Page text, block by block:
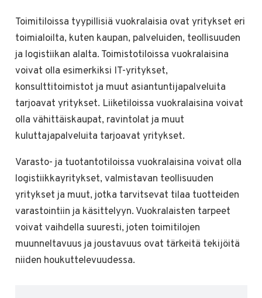
Toimitiloissa tyypillisiä vuokralaisia ovat yritykset eri
toimialoilta, kuten kaupan, palveluiden, teollisuuden
ja logistiikan alalta. Toimistotiloissa vuokralaisina
voivat olla esimerkiksi IT-yritykset,
konsulttitoimistot ja muut asiantuntijapalveluita
tarjoavat yritykset. Liiketiloissa vuokralaisina voivat
olla vähittäiskaupat, ravintolat ja muut
kuluttajapalveluita tarjoavat yritykset.
Varasto- ja tuotantotiloissa vuokralaisina voivat olla
logistiikkayritykset, valmistavan teollisuuden
yritykset ja muut, jotka tarvitsevat tilaa tuotteiden
varastointiin ja käsittelyyn. Vuokralaisten tarpeet
voivat vaihdella suuresti, joten toimitilojen
muunneltavuus ja joustavuus ovat tärkeitä tekijöitä
niiden houkuttelevuudessa.